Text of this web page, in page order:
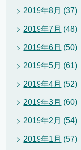
2019年8月 (37)
2019年7月 (48)
2019年6月 (50)
2019年5月 (61)
2019年4月 (52)
2019年3月 (60)
2019年2月 (54)
2019年1月 (57)